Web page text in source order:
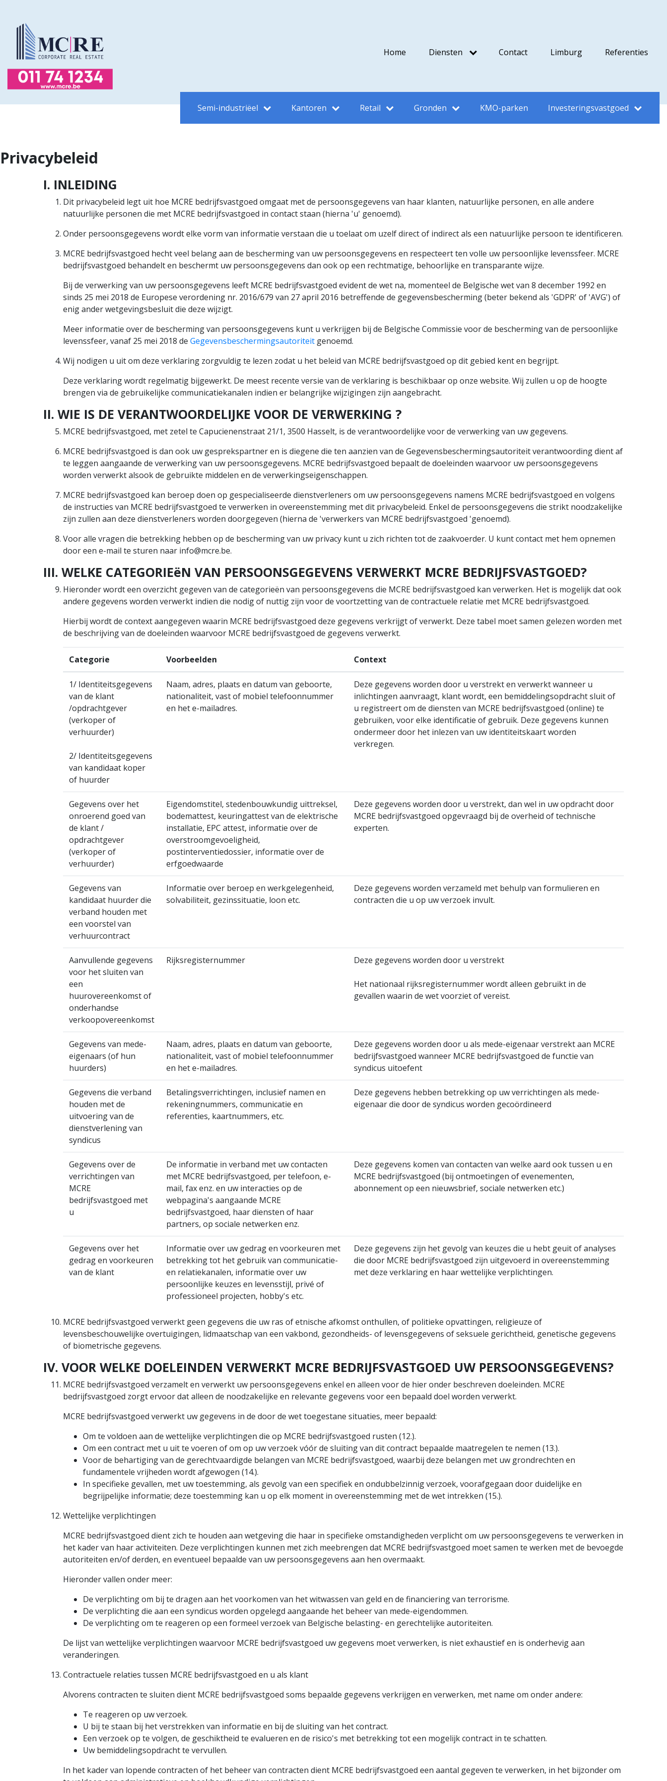
Home Diensten Contact Limburg Referenties
Semi-industriëel Kantoren Retail Gronden KMO-parken Investeringsvastgoed
Privacybeleid
I. INLEIDING
Dit privacybeleid legt uit hoe MCRE bedrijfsvastgoed omgaat met de persoonsgegevens van haar klanten, natuurlijke personen, en alle andere
natuurlijke personen die met MCRE bedrijfsvastgoed in contact staan (hierna 'u' genoemd).
Onder persoonsgegevens wordt elke vorm van informatie verstaan die u toelaat om uzelf direct of indirect als een natuurlijke persoon te identificeren.
MCRE bedrijfsvastgoed hecht veel belang aan de bescherming van uw persoonsgegevens en respecteert ten volle uw persoonlijke levenssfeer. MCRE
bedrijfsvastgoed behandelt en beschermt uw persoonsgegevens dan ook op een rechtmatige, behoorlijke en transparante wijze.
Bij de verwerking van uw persoonsgegevens leeft MCRE bedrijfsvastgoed evident de wet na, momenteel de Belgische wet van 8 december 1992 en
sinds 25 mei 2018 de Europese verordening nr. 2016/679 van 27 april 2016 betreffende de gegevensbescherming (beter bekend als 'GDPR' of 'AVG') of
enig ander wetgevingsbesluit die deze wijzigt.
Meer informatie over de bescherming van persoonsgegevens kunt u verkrijgen bij de Belgische Commissie voor de bescherming van de persoonlijke
levenssfeer, vanaf 25 mei 2018 de Gegevensbeschermingsautoriteit genoemd.
Wij nodigen u uit om deze verklaring zorgvuldig te lezen zodat u het beleid van MCRE bedrijfsvastgoed op dit gebied kent en begrijpt.
Deze verklaring wordt regelmatig bijgewerkt. De meest recente versie van de verklaring is beschikbaar op onze website. Wij zullen u op de hoogte
brengen via de gebruikelijke communicatiekanalen indien er belangrijke wijzigingen zijn aangebracht.
II. WIE IS DE VERANTWOORDELIJKE VOOR DE VERWERKING ?
MCRE bedrijfsvastgoed, met zetel te Capucienenstraat 21/1, 3500 Hasselt, is de verantwoordelijke voor de verwerking van uw gegevens.
MCRE bedrijfsvastgoed is dan ook uw gesprekspartner en is diegene die ten aanzien van de Gegevensbeschermingsautoriteit verantwoording dient af
te leggen aangaande de verwerking van uw persoonsgegevens. MCRE bedrijfsvastgoed bepaalt de doeleinden waarvoor uw persoonsgegevens
worden verwerkt alsook de gebruikte middelen en de verwerkingseigenschappen.
MCRE bedrijfsvastgoed kan beroep doen op gespecialiseerde dienstverleners om uw persoonsgegevens namens MCRE bedrijfsvastgoed en volgens
de instructies van MCRE bedrijfsvastgoed te verwerken in overeenstemming met dit privacybeleid. Enkel de persoonsgegevens die strikt noodzakelijke
zijn zullen aan deze dienstverleners worden doorgegeven (hierna de 'verwerkers van MCRE bedrijfsvastgoed 'genoemd).
Voor alle vragen die betrekking hebben op de bescherming van uw privacy kunt u zich richten tot de zaakvoerder. U kunt contact met hem opnemen
door een e-mail te sturen naar info@mcre.be.
III. WELKE CATEGORIEëN VAN PERSOONSGEGEVENS VERWERKT MCRE BEDRIJFSVASTGOED?
Hieronder wordt een overzicht gegeven van de categorieën van persoonsgegevens die MCRE bedrijfsvastgoed kan verwerken. Het is mogelijk dat ook
andere gegevens worden verwerkt indien die nodig of nuttig zijn voor de voortzetting van de contractuele relatie met MCRE bedrijfsvastgoed.
Hierbij wordt de context aangegeven waarin MCRE bedrijfsvastgoed deze gegevens verkrijgt of verwerkt. Deze tabel moet samen gelezen worden met
de beschrijving van de doeleinden waarvoor MCRE bedrijfsvastgoed de gegevens verwerkt.
Categorie Voorbeelden Context
1/ Identiteitsgegevens
van de klant
/opdrachtgever
(verkoper of
verhuurder)
2/ Identiteitsgegevens
van kandidaat koper
of huurder
Naam, adres, plaats en datum van geboorte,
nationaliteit, vast of mobiel telefoonnummer
en het e-mailadres.
Deze gegevens worden door u verstrekt en verwerkt wanneer u
inlichtingen aanvraagt, klant wordt, een bemiddelingsopdracht sluit of
u registreert om de diensten van MCRE bedrijfsvastgoed (online) te
gebruiken, voor elke identificatie of gebruik. Deze gegevens kunnen
ondermeer door het inlezen van uw identiteitskaart worden
verkregen.
Gegevens over het
onroerend goed van
de klant /
opdrachtgever
(verkoper of
verhuurder)
Eigendomstitel, stedenbouwkundig uittreksel,
bodemattest, keuringattest van de elektrische
installatie, EPC attest, informatie over de
overstroomgevoeligheid,
postinterventiedossier, informatie over de
erfgoedwaarde
Deze gegevens worden door u verstrekt, dan wel in uw opdracht door
MCRE bedrijfsvastgoed opgevraagd bij de overheid of technische
experten.
Gegevens van
kandidaat huurder die
verband houden met
een voorstel van
verhuurcontract
Informatie over beroep en werkgelegenheid,
solvabiliteit, gezinssituatie, loon etc.
Deze gegevens worden verzameld met behulp van formulieren en
contracten die u op uw verzoek invult.
Aanvullende gegevens
voor het sluiten van
een
huurovereenkomst of
onderhandse
verkoopovereenkomst
Rijksregisternummer Deze gegevens worden door u verstrekt
Het nationaal rijksregisternummer wordt alleen gebruikt in de
gevallen waarin de wet voorziet of vereist.
Gegevens van mede-
eigenaars (of hun
huurders)
Naam, adres, plaats en datum van geboorte,
nationaliteit, vast of mobiel telefoonnummer
en het e-mailadres.
Deze gegevens worden door u als mede-eigenaar verstrekt aan MCRE
bedrijfsvastgoed wanneer MCRE bedrijfsvastgoed de functie van
syndicus uitoefent
Gegevens die verband
houden met de
uitvoering van de
dienstverlening van
syndicus
Betalingsverrichtingen, inclusief namen en
rekeningnummers, communicatie en
referenties, kaartnummers, etc.
Deze gegevens hebben betrekking op uw verrichtingen als mede-
eigenaar die door de syndicus worden gecoördineerd
Gegevens over de
verrichtingen van
MCRE
bedrijfsvastgoed met
u
De informatie in verband met uw contacten
met MCRE bedrijfsvastgoed, per telefoon, e-
mail, fax enz. en uw interacties op de
webpagina's aangaande MCRE
bedrijfsvastgoed, haar diensten of haar
partners, op sociale netwerken enz.
Deze gegevens komen van contacten van welke aard ook tussen u en
MCRE bedrijfsvastgoed (bij ontmoetingen of evenementen,
abonnement op een nieuwsbrief, sociale netwerken etc.)
Gegevens over het
gedrag en voorkeuren
van de klant
Informatie over uw gedrag en voorkeuren met
betrekking tot het gebruik van communicatie-
en relatiekanalen, informatie over uw
persoonlijke keuzes en levensstijl, privé of
professioneel projecten, hobby's etc.
Deze gegevens zijn het gevolg van keuzes die u hebt geuit of analyses
die door MCRE bedrijfsvastgoed zijn uitgevoerd in overeenstemming
met deze verklaring en haar wettelijke verplichtingen.
MCRE bedrijfsvastgoed verwerkt geen gegevens die uw ras of etnische afkomst onthullen, of politieke opvattingen, religieuze of
levensbeschouwelijke overtuigingen, lidmaatschap van een vakbond, gezondheids- of levensgegevens of seksuele gerichtheid, genetische gegevens
of biometrische gegevens.
IV. VOOR WELKE DOELEINDEN VERWERKT MCRE BEDRIJFSVASTGOED UW PERSOONSGEGEVENS?
MCRE bedrijfsvastgoed verzamelt en verwerkt uw persoonsgegevens enkel en alleen voor de hier onder beschreven doeleinden. MCRE
bedrijfsvastgoed zorgt ervoor dat alleen de noodzakelijke en relevante gegevens voor een bepaald doel worden verwerkt.
MCRE bedrijfsvastgoed verwerkt uw gegevens in de door de wet toegestane situaties, meer bepaald:
Om te voldoen aan de wettelijke verplichtingen die op MCRE bedrijfsvastgoed rusten (12.).
Om een contract met u uit te voeren of om op uw verzoek vóór de sluiting van dit contract bepaalde maatregelen te nemen (13.).
Voor de behartiging van de gerechtvaardigde belangen van MCRE bedrijfsvastgoed, waarbij deze belangen met uw grondrechten en
fundamentele vrijheden wordt afgewogen (14.).
In specifieke gevallen, met uw toestemming, als gevolg van een specifiek en ondubbelzinnig verzoek, voorafgegaan door duidelijke en
begrijpelijke informatie; deze toestemming kan u op elk moment in overeenstemming met de wet intrekken (15.).
Wettelijke verplichtingen
MCRE bedrijfsvastgoed dient zich te houden aan wetgeving die haar in specifieke omstandigheden verplicht om uw persoonsgegevens te verwerken in
het kader van haar activiteiten. Deze verplichtingen kunnen met zich meebrengen dat MCRE bedrijfsvastgoed moet samen te werken met de bevoegde
autoriteiten en/of derden, en eventueel bepaalde van uw persoonsgegevens aan hen overmaakt.
Hieronder vallen onder meer:
De verplichting om bij te dragen aan het voorkomen van het witwassen van geld en de financiering van terrorisme.
De verplichting die aan een syndicus worden opgelegd aangaande het beheer van mede-eigendommen.
De verplichting om te reageren op een formeel verzoek van Belgische belasting- en gerechtelijke autoriteiten.
De lijst van wettelijke verplichtingen waarvoor MCRE bedrijfsvastgoed uw gegevens moet verwerken, is niet exhaustief en is onderhevig aan
veranderingen.
Contractuele relaties tussen MCRE bedrijfsvastgoed en u als klant
Alvorens contracten te sluiten dient MCRE bedrijfsvastgoed soms bepaalde gegevens verkrijgen en verwerken, met name om onder andere:
Te reageren op uw verzoek.
U bij te staan bij het verstrekken van informatie en bij de sluiting van het contract.
Een verzoek op te volgen, de geschiktheid te evalueren en de risico's met betrekking tot een mogelijk contract in te schatten.
Uw bemiddelingsopdracht te vervullen.
In het kader van lopende contracten of het beheer van contracten dient MCRE bedrijfsvastgoed een aantal gegeven te verwerken, in het bijzonder om